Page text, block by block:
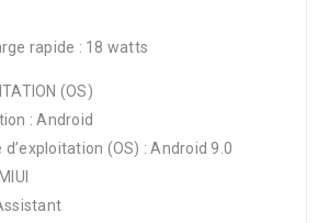
rapide : 18 watts
(OS)
: Android
(OS) : Android 9.0